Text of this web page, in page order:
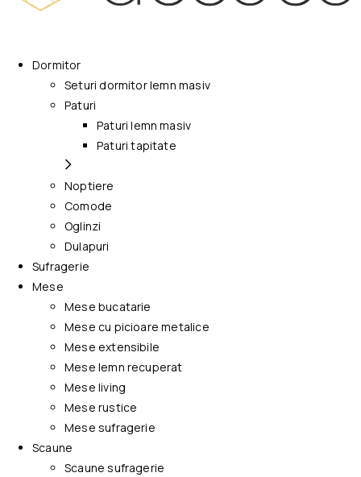
Dormitor
Seturi dormitor lemn masiv
Paturi
Paturi lemn masiv
Paturi tapitate
Noptiere
Comode
Oglinzi
Dulapuri
Sufragerie
Mese
Mese bucatarie
Mese cu picioare metalice
Mese extensibile
Mese lemn recuperat
Mese living
Mese rustice
Mese sufragerie
Scaune
Scaune sufragerie